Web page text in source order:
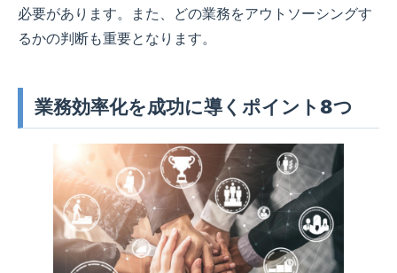
必要があります。また、どの業務をアウトソーシングす
るかの判断も重要となります。
業務効率化を成功に導くポイント8つ